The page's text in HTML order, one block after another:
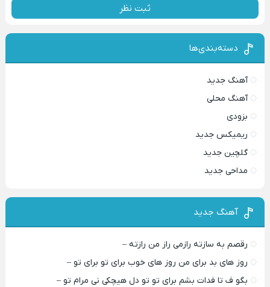
ثبت نظر
دسته‌بندی‌ها
آهنگ جدید
آهنگ محلی
بزودی
ریمیکس جدید
گلچین جدید
مداحی جدید
آهنگ جدید
رقصم به سازته رازمی راز من رازته –
روز های بد برای من روز های خوب برای تو برای تو –
بگو ف تا فدات بشم برای تو تو دل هیچکی نی مرام تو –